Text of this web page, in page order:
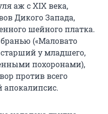
аж с XIX века,
Дикого Запада,
шейного платка.
(«Маловато
у младшего,
похоронами),
против всего
апокалипсис.